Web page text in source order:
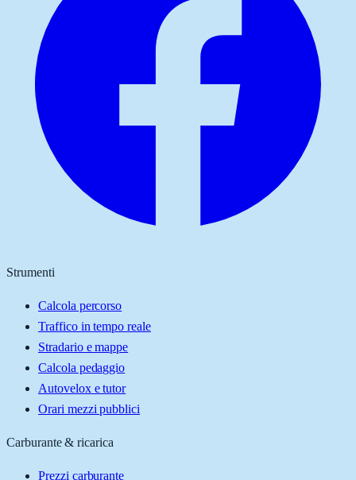
Strumenti
Calcola percorso
Traffico in tempo reale
Stradario e mappe
Calcola pedaggio
Autovelox e tutor
Orari mezzi pubblici
Carburante & ricarica
Prezzi carburante